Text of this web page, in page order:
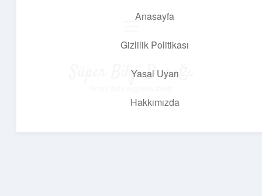
Anasayfa
Gizlilik Politikası
Yasal Uyarı
Hakkımızda
Süper Bilgi Durağı